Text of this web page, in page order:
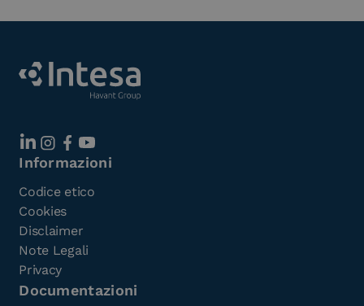
Informazioni
Codice etico
Cookies
Disclaimer
Note Legali
Privacy
Documentazioni